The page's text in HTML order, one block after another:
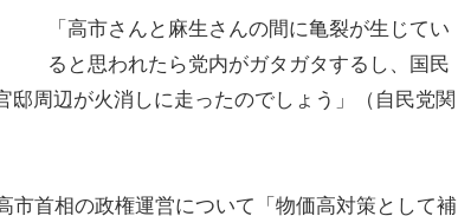
「高市さんと麻生さんの間に亀裂が生じてい
ると思われたら党内がガタガタするし、国民
邸周辺が火消しに走ったのでしょう」（自民党関
市首相の政権運営について「物価高対策として補